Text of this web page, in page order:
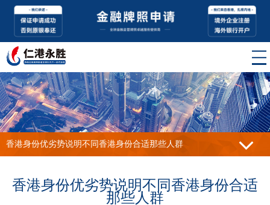
香港身份优劣势说明不同香港身份合适那些人群
香港身份优劣势说明不同香港身份合适
那些人群